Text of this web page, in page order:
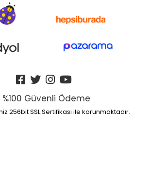
%100 Güvenli Ödeme
256bit SSL Sertifikası ile korunmaktadır.